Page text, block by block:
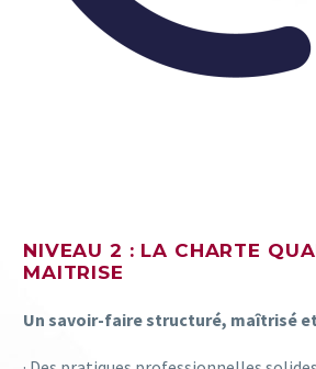
NIVEAU 2 : LA CHARTE
MAITRISE
Un savoir-faire structuré, maîtrisé